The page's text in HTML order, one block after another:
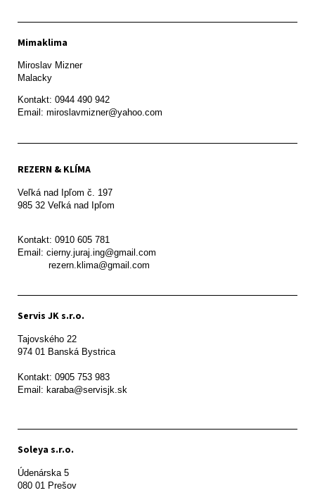
Mimaklima
Miroslav Mizner
Malacky
Kontakt: 0944 490 942
REZERN & KLÍMA
Veľká nad Ipľom č. 197
985 32 Veľká nad Ipľom
Kontakt: 0910 605 781
Email: cierny.juraj.ing@gmail.com
           rezern.klima@gmail.com
Servis JK s.r.o.
Tajovského 22
974 01 Banská Bystrica
Kontakt: 0905 753 983
Email: karaba@servisjk.sk
Soleya s.r.o.
Údenárska 5
080 01 Prešov